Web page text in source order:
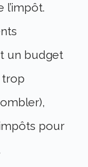
l’impôt.
un budget
trop
pour